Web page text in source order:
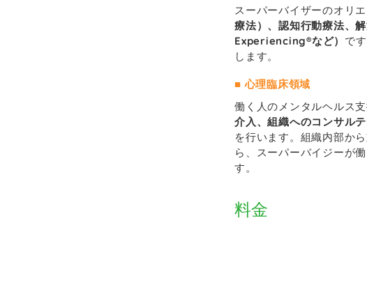
スーパーバイザーのオリ
療法）、認知行動療法、
Experiencing®︎など） で
します。
■ 心理臨床領域
働く人のメンタルヘルス支
介入、組織へのコンサル
を行います。組織内部か
ら、スーパーバイジーが
す。
料金